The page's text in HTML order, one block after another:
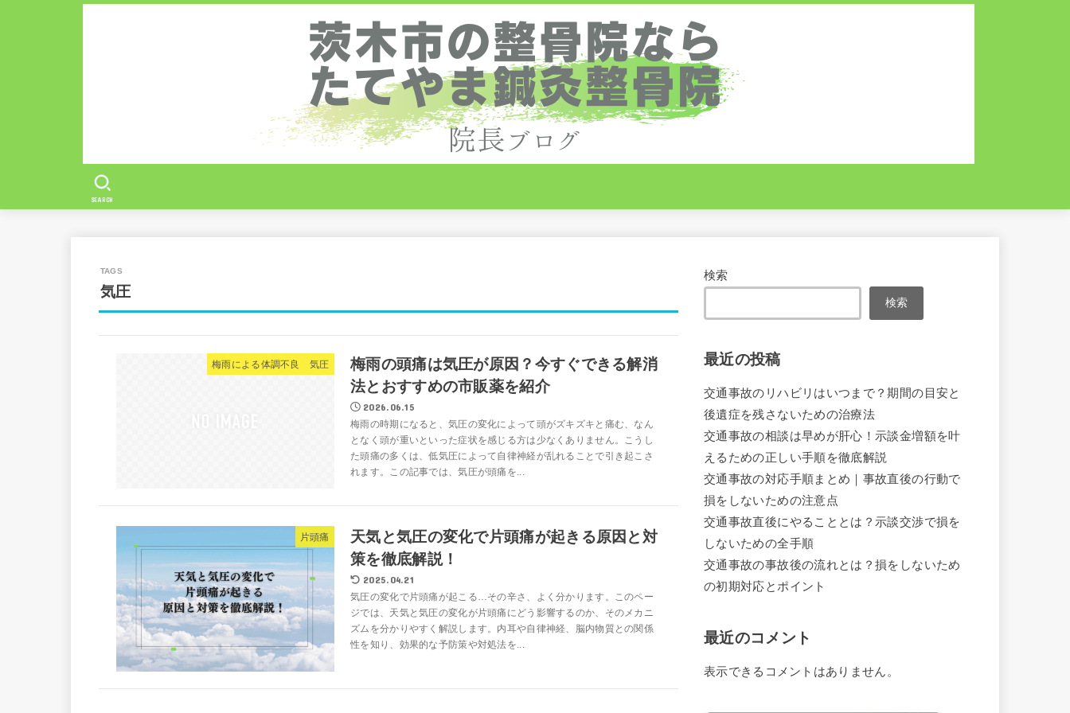
SEARCH
気圧
梅雨による体調不良 気圧
梅雨の頭痛は気圧が原因？今すぐできる解消
法とおすすめの市販薬を紹介
2026.06.15
梅雨の時期になると、気圧の変化によって頭がズキズキと痛む、なん
となく頭が重いといった症状を感じる方は少なくありません。こうし
た頭痛の多くは、低気圧によって自律神経が乱れることで引き起こさ
れます。この記事では、気圧が頭痛を...
片頭痛
天気と気圧の変化で片頭痛が起きる原因と対
策を徹底解説！
2025.04.21
気圧の変化で片頭痛が起こる…その辛さ、よく分かります。このペー
ジでは、天気と気圧の変化が片頭痛にどう影響するのか、そのメカニ
ズムを分かりやすく解説します。内耳や自律神経、脳内物質との関係
性を知り、効果的な予防策や対処法を...
検索
検索
最近の投稿
交通事故のリハビリはいつまで？期間の目安と
後遺症を残さないための治療法
交通事故の相談は早めが肝心！示談金増額を叶
えるための正しい手順を徹底解説
交通事故の対応手順まとめ｜事故直後の行動で
損をしないための注意点
交通事故直後にやることとは？示談交渉で損を
しないための全手順
交通事故の事故後の流れとは？損をしないため
の初期対応とポイント
最近のコメント
表示できるコメントはありません。